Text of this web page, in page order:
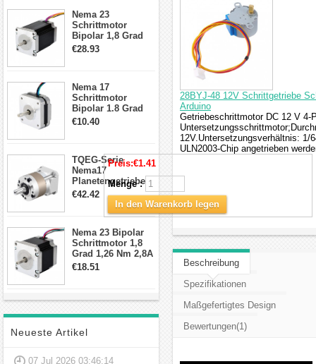
Nema 23
Schrittmotor
Bipolar 1,8 Grad
2,83Nm 4 A 2,26V
€28.93
Nema 17
Schrittmotor
Bipolar 1.8 Grad
8.7Ncm 1A 3.5V 4
€10.40
TQEG-Serie
Nema17
Planetengetriebe
10:1 Spiel 15Arc-
min für Nema 17
Getriebe
€42.42
Nema 23 Bipolar
Schrittmotor 1,8
Grad 1,26 Nm 2,8A
2,5V 4 Drähte
€18.51
Neueste Artikel
07 Jul 2026 03:46:14
28BYJ-48 12V Schrittgetriebe
Arduino
Getriebeschrittmotor DC 12 V 4-
12V.Untersetzungsverhältnis: 1/
ULN2003-Chip angetrieben
Preis:€1.41
Menge :
In den Warenkorb legen
Beschreibung
Spezifikationen
Maßgefertigtes Design
Bewertungen(1)